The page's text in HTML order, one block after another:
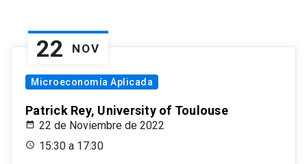
22 NOV
Microeconomía Aplicada
Patrick Rey, University of Toulouse
22 de Noviembre de 2022
15:30 a 17:30